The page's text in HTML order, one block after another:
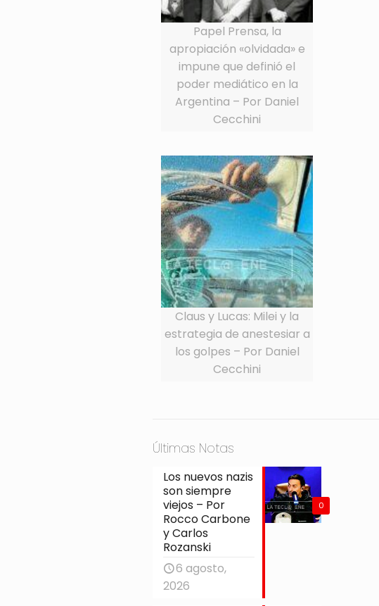
Papel Prensa, la
apropiación «olvidada» e
impune que definió el
poder mediático en la
Argentina – Por Daniel
Cecchini
Claus y Lucas: Milei y la
estrategia de anestesiar a
los golpes – Por Daniel
Cecchini
Últimas Notas
0
Los nuevos nazis
son siempre
viejos – Por
Rocco Carbone
y Carlos
Rozanski
6 agosto,
2026